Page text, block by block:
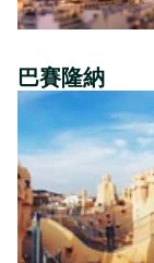
巴賽隆納